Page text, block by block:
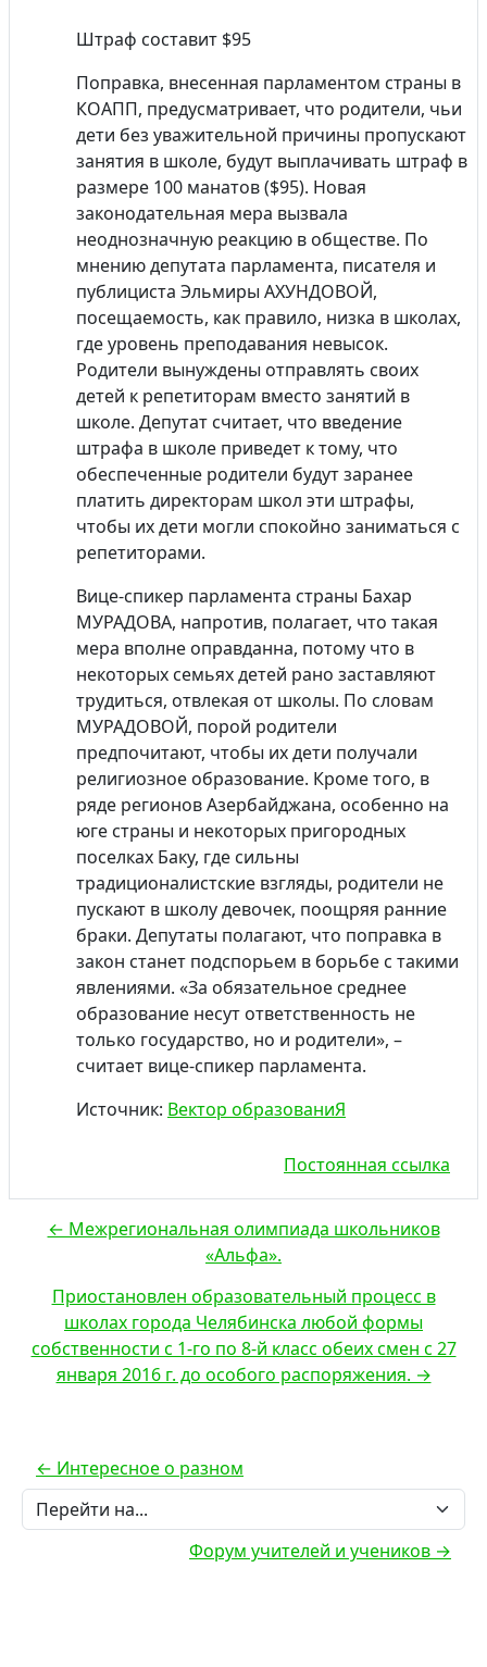
Штраф составит $95
Поправка, внесенная парламентом страны в
КОАПП, предусматривает, что родители, чьи
дети без уважительной причины пропускают
занятия в школе, будут выплачивать штраф в
размере 100 манатов ($95). Новая
законодательная мера вызвала
неоднозначную реакцию в обществе. По
мнению депутата парламента, писателя и
публициста Эльмиры АХУНДОВОЙ,
посещаемость, как правило, низка в школах,
где уровень преподавания невысок.
Родители вынуждены отправлять своих
детей к репетиторам вместо занятий в
школе. Депутат считает, что введение
штрафа в школе приведет к тому, что
обеспеченные родители будут заранее
платить директорам школ эти штрафы,
чтобы их дети могли спокойно заниматься с
репетиторами.
Вице-спикер парламента страны Бахар
МУРАДОВА, напротив, полагает, что такая
мера вполне оправданна, потому что в
некоторых семьях детей рано заставляют
трудиться, отвлекая от школы. По словам
МУРАДОВОЙ, порой родители
предпочитают, чтобы их дети получали
религиозное образование. Кроме того, в
ряде регионов Азербайджана, особенно на
юге страны и некоторых пригородных
поселках Баку, где сильны
традиционалистские взгляды, родители не
пускают в школу девочек, поощряя ранние
браки. Депутаты полагают, что поправка в
закон станет подспорьем в борьбе с такими
явлениями. «За обязательное среднее
образование несут ответственность не
только государство, но и родители», –
считает вице-спикер парламента.
Источник: Вектор образованиЯ
Постоянная ссылка
← Межрегиональная олимпиада школьников
«Альфа».
Приостановлен образовательный процесс в
школах города Челябинска любой формы
собственности с 1-го по 8-й класс обеих смен с 27
января 2016 г. до особого распоряжения. →
← Интересное о разном
Перейти на...
Форум учителей и учеников →